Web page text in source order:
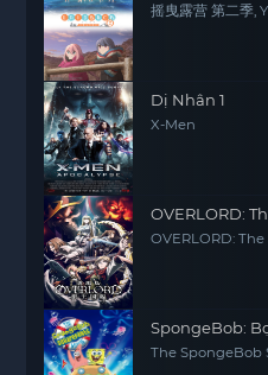
摇曳露营 第二季,
Dị Nhân 1
X-Men
OVERLORD:
OVERLORD:
SpongeBob:
The SpongeBob